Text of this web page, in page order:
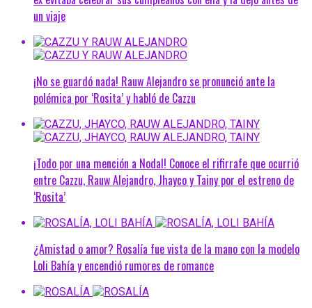
un viaje
¡No se guardó nada! Rauw Alejandro se pronunció ante la
polémica por ‘Rosita’ y habló de Cazzu
¡Todo por una mención a Nodal! Conoce el rifirrafe que ocurrió
entre Cazzu, Rauw Alejandro, Jhayco y Tainy por el estreno de
‘Rosita’
¿Amistad o amor? Rosalía fue vista de la mano con la modelo
Loli Bahía y encendió rumores de romance